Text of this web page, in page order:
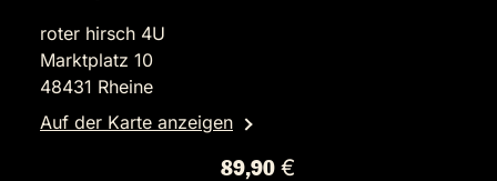
roter hirsch 4U
Marktplatz 10
48431 Rheine
Auf der Karte anzeigen
89,90 €